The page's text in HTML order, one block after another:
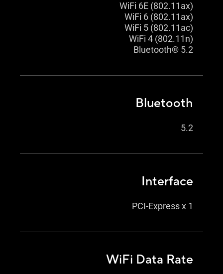
WiFi 6E (802.11ax)
WiFi 6 (802.11ax)
WiFi 5 (802.11ac)
WiFi 4 (802.11n)
Bluetooth® 5.2
Bluetooth
5.2
Interface
PCI-Express x 1
WiFi Data Rate